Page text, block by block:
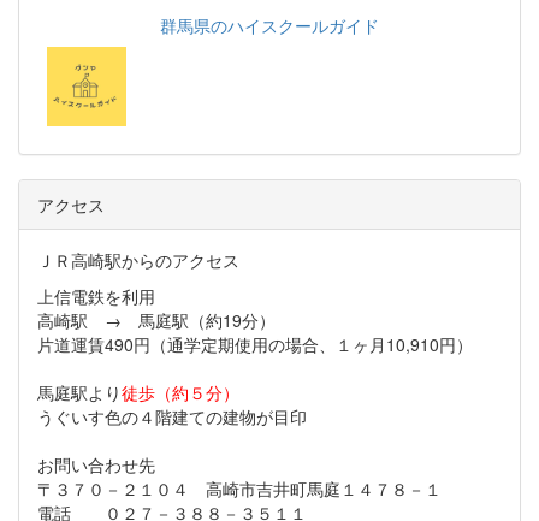
群馬県のハイスクールガイド
アクセス
ＪＲ高崎駅からのアクセス
上信電鉄を利用
高崎駅 → 馬庭駅（約19分）
片道運賃490円（通学定期使用の場合、１ヶ月10,910円）
馬庭駅より徒歩（約５分）
うぐいす色の４階建ての建物が目印
お問い合わせ先
〒３７０－２１０４ 高崎市吉井町馬庭１４７８－１
電話 ０２７－３８８－３５１１